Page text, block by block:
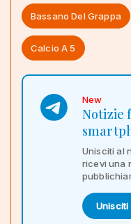
Bassano Del Grappa
Calcio A 5
New
Notizie
Unisciti al
ricevi una
Unisciti